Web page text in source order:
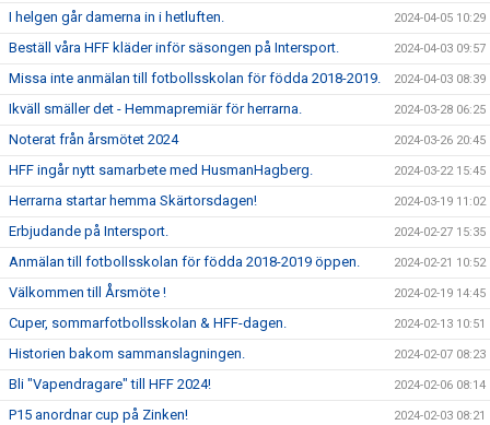
I helgen går damerna in i hetluften. 2024-04-05 10:29
Beställ våra HFF kläder inför säsongen på Intersport. 2024-04-03 09:57
Missa inte anmälan till fotbollsskolan för födda 2018-2019. 2024-04-03 08:39
Ikväll smäller det - Hemmapremiär för herrarna. 2024-03-28 06:25
Noterat från årsmötet 2024 2024-03-26 20:45
HFF ingår nytt samarbete med HusmanHagberg. 2024-03-22 15:45
Herrarna startar hemma Skärtorsdagen! 2024-03-19 11:02
Erbjudande på Intersport. 2024-02-27 15:35
Anmälan till fotbollsskolan för födda 2018-2019 öppen. 2024-02-21 10:52
Välkommen till Årsmöte ! 2024-02-19 14:45
Cuper, sommarfotbollsskolan & HFF-dagen. 2024-02-13 10:51
Historien bakom sammanslagningen. 2024-02-07 08:23
Bli "Vapendragare" till HFF 2024! 2024-02-06 08:14
P15 anordnar cup på Zinken! 2024-02-03 08:21